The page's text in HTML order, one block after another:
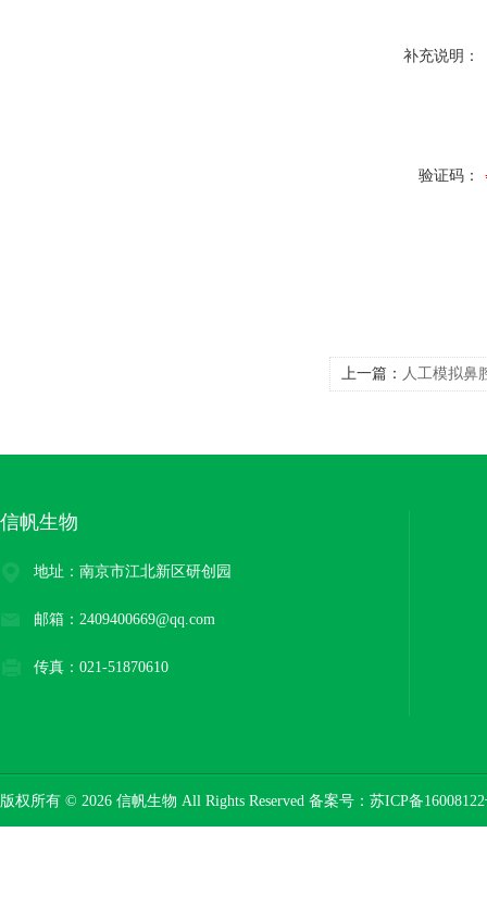
补充说明：
验证码：
上一篇： 人工模拟鼻
信帆生物
地址：南京市江北新区研创园
邮箱：2409400669@qq.com
传真：021-51870610
版权所有 © 2026 信帆生物 All Rights Reserved 备案号： 苏ICP备